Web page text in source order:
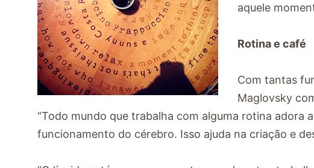
aquele
Rotina e café
Com tantas
Maglovsky
“Todo mundo que trabalha com alguma rotina adora
funcionamento do cérebro. Isso ajuda na criação e